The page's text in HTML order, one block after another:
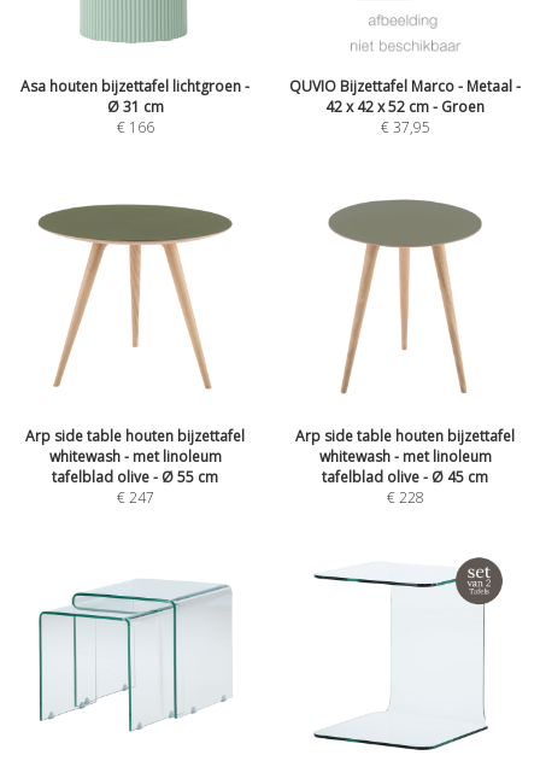
Asa houten bijzettafel lichtgroen -
Ø 31 cm
€ 166
QUVIO Bijzettafel Marco - Metaal -
42 x 42 x 52 cm - Groen
€37,95
Arp side table houten bijzettafel
whitewash - met linoleum
tafelblad olive - Ø 55 cm
€247
Arp side table houten bijzettafel
whitewash - met linoleum
tafelblad olive - Ø 45 cm
€228